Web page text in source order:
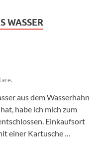
WASSER
aus dem Wasserhahn
habe ich mich zum
Einkaufsort
einer Kartusche …